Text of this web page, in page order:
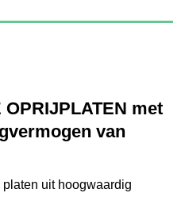
met
van
uit hoogwaardig